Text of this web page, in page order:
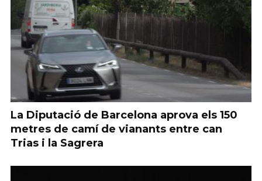
La Diputació de Barcelona aprova els 150
metres de camí de vianants entre can
Trias i la Sagrera